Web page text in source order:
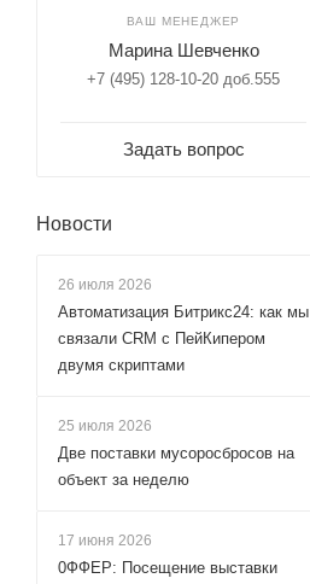
ВАШ МЕНЕДЖЕР
Марина Шевченко
+7 (495) 128-10-20 доб.555
Задать вопрос
Новости
26 июля 2026
Автоматизация Битрикс24: как мы
связали CRM с ПейКипером
двумя скриптами
25 июля 2026
Две поставки мусоросбросов на
объект за неделю
17 июня 2026
0ФФЕР: Посещение выставки